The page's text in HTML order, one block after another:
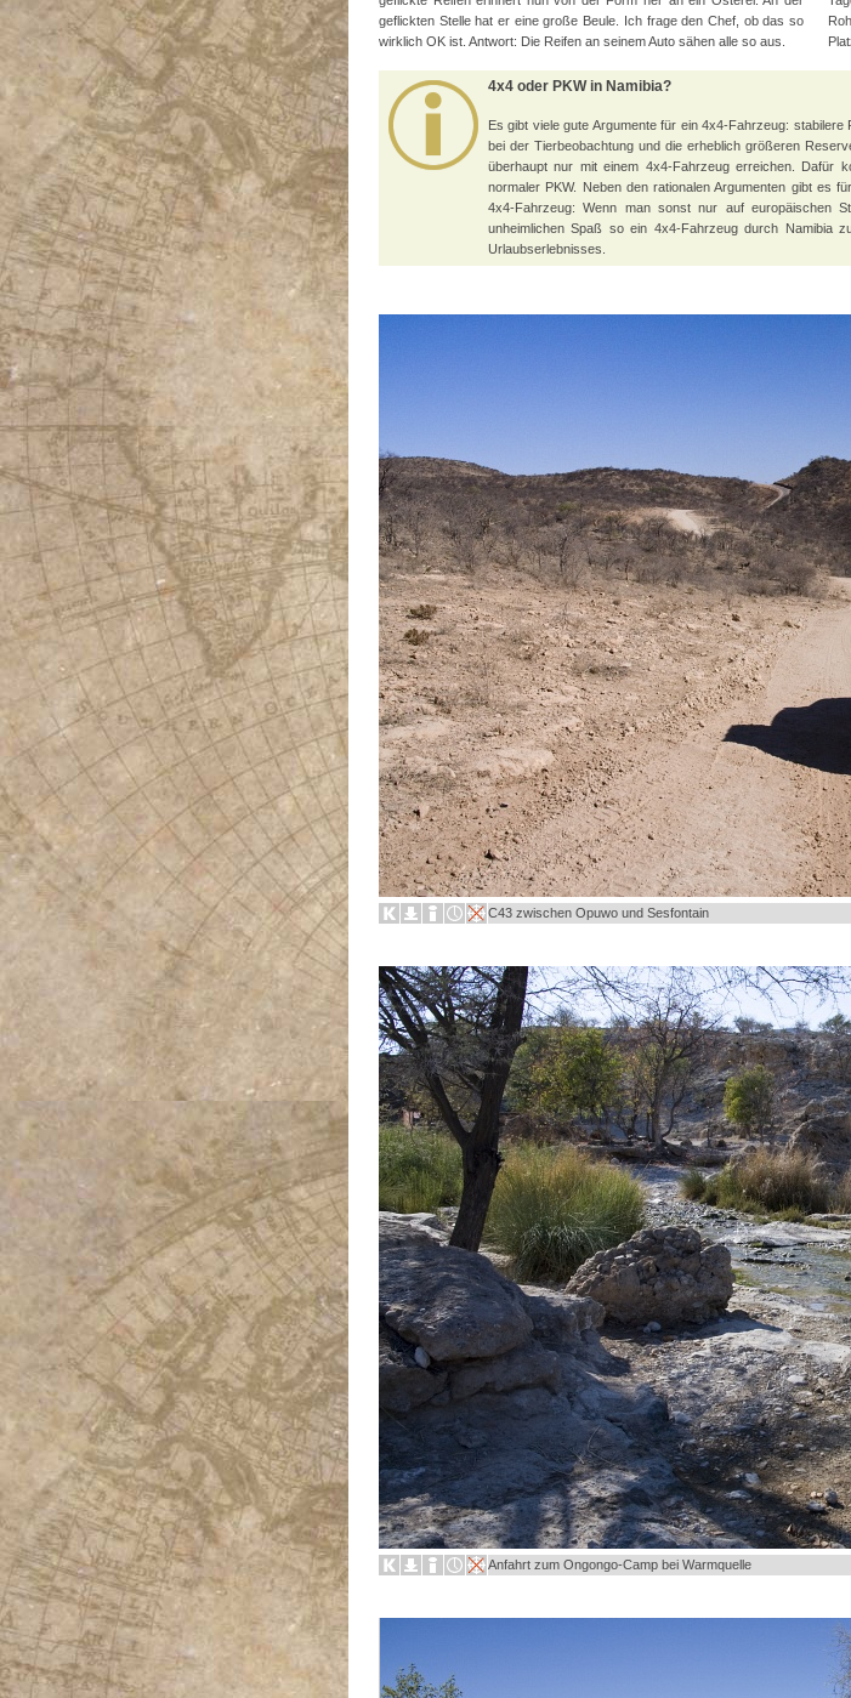
geflickten Stelle hat er eine große Beule. Ich frage den Chef, ob das so
wirklich OK ist. Antwort: Die Reifen an seinem Auto sähen alle so aus.
4x4 oder PKW in Namibia?
Es gibt viele gute Argumente für ein 4x4-Fahrzeug:
bei der Tierbeobachtung und die erheblich größeren
überhaupt nur mit einem 4x4-Fahrzeug erreichen. Dafür
normaler PKW. Neben den rationalen Argumenten gibt es
4x4-Fahrzeug: Wenn man sonst nur auf europäischen
unheimlichen Spaß so ein 4x4-Fahrzeug durch Namibia
Urlaubserlebnisses.
C43 zwischen Opuwo und Sesfontain
Anfahrt zum Ongongo-Camp bei Warmquelle